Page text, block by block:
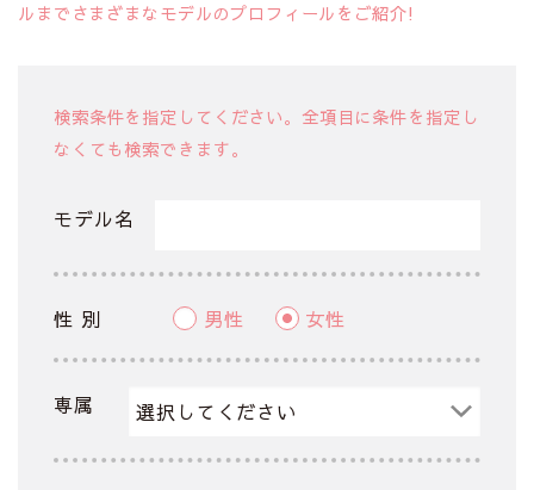
ルまでさまざまなモデルのプロフィールをご紹介!
検索条件を指定してください。全項目に条件を指定し
なくても検索できます。
モデル名
性 別 男性 女性
専属